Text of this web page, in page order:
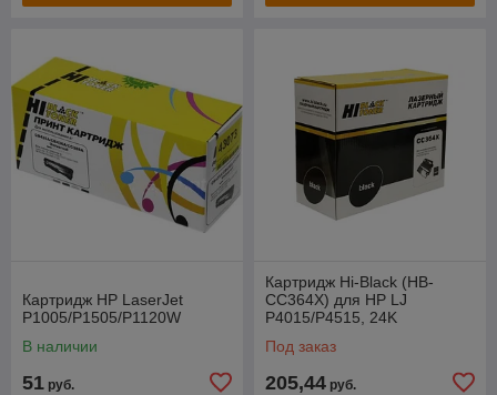
Картридж HP LaserJet
P1005/P1505/P1120W
В наличии
51 руб.
Картридж Hi-Black (HB-
CC364X) для HP LJ
P4015/P4515, 24K
Под заказ
205,44 руб.